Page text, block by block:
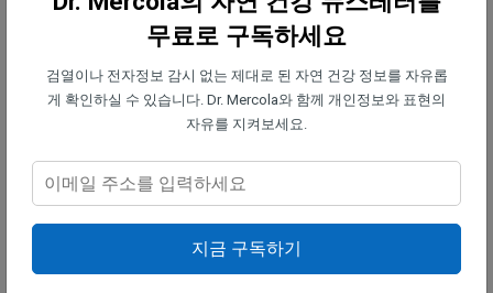
암세포가 당분해 과정을 이용하는 이유는 미토콘드
리아의 기능이 심각하게 저하되어 있기 때문입니다.
미토콘드리아는 너무 손상되어 포도당을 태울 수 없
습니다. 결과적으로, 암세포는 생존을 위해 백업 시스
르부르크 효과(Warburg Effect)의 전부입니다.
마찬가지로, T 세포 내부의 미토콘드리아가 기능 장
애를 일으키면 T 세포는 에너지 생산을 위해 당분해
무료로 구독하세요
검열이나 전자정보 감시 없는 제대로 된 자연 건강 정보를 자유롭
게 확인하실 수 있습니다. Dr. Mercola와 함께 개인정보와 표현의
자유를 지켜보세요.
지금 구독하기